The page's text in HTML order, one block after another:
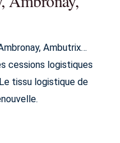
Ambutrix…
cessions logistiques
tissu logistique de